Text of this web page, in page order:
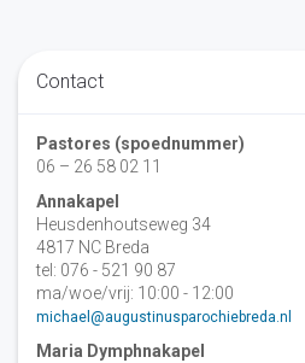
Contact
Pastores (spoednummer)
06 – 26 58 02 11
Annakapel
Heusdenhoutseweg 34
4817 NC Breda
tel: 076 - 521 90 87
ma/woe/vrij: 10:00 - 12:00
michael@augustinusparochiebreda.nl
Maria Dymphnakapel